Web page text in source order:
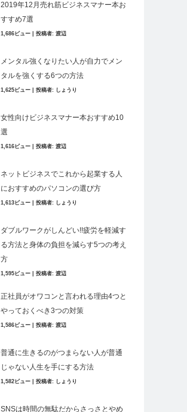
2019年12月売れ筋ビジネスマナー本お
すすめ7選
1,686ビュー 投稿者: 渡辺
メンタル強くなりたい人が自力でメン
タルを強くする6つの方法
1,625ビュー 投稿者: しょうり
女性向けビジネスマナー本おすすめ10
選
1,616ビュー 投稿者: 渡辺
ネットビジネスでこれから起業する人
におすすめのパソコンの選び方
1,613ビュー 投稿者: しょうり
ダブルワークがしんどい!!疲労を軽減す
る方法と身体の負担を減らす5つの考え
方
1,595ビュー 投稿者: 渡辺
正社員がオワコンと言われる理由4つと
やっておくべき3つの対策
1,586ビュー 投稿者: 渡辺
普通に生きるのがつまらない人が普通
じゃない人生を手にする方法
1,582ビュー 投稿者: しょうり
SNSは時間の無駄だからさっさとやめ